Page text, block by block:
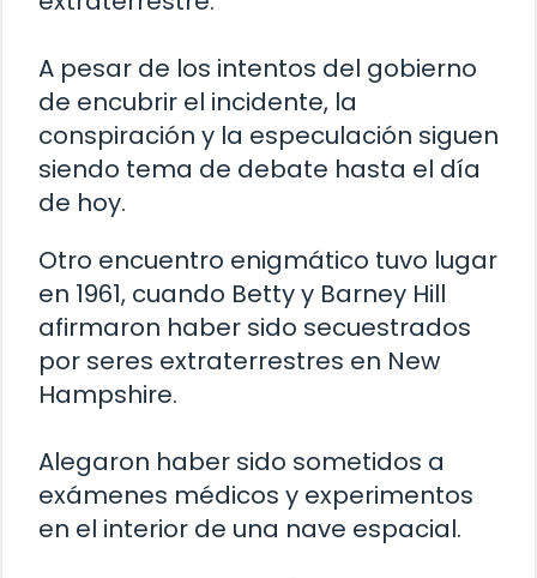
A pesar de los intentos del gobierno
de encubrir el incidente, la
conspiración y la especulación siguen
siendo tema de debate hasta el día
de hoy.
Otro encuentro enigmático tuvo lugar
en 1961, cuando Betty y Barney Hill
afirmaron haber sido secuestrados
por seres extraterrestres en New
Hampshire.
Alegaron haber sido sometidos a
exámenes médicos y experimentos
en el interior de una nave espacial.